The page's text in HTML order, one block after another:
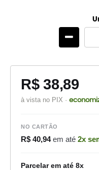
R$ 38,89
à vista no PIX ·
NO CARTÃO
R$ 40,94em até 2x
Parcelar em até 8x